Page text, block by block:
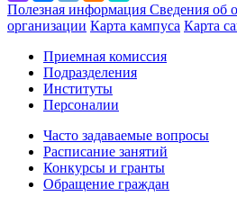
Полезная информация Сведения об
организации Карта кампуса Карта
Приемная комиссия
Подразделения
Институты
Персоналии
Часто задаваемые вопросы
Расписание занятий
Конкурсы и гранты
Обращение граждан